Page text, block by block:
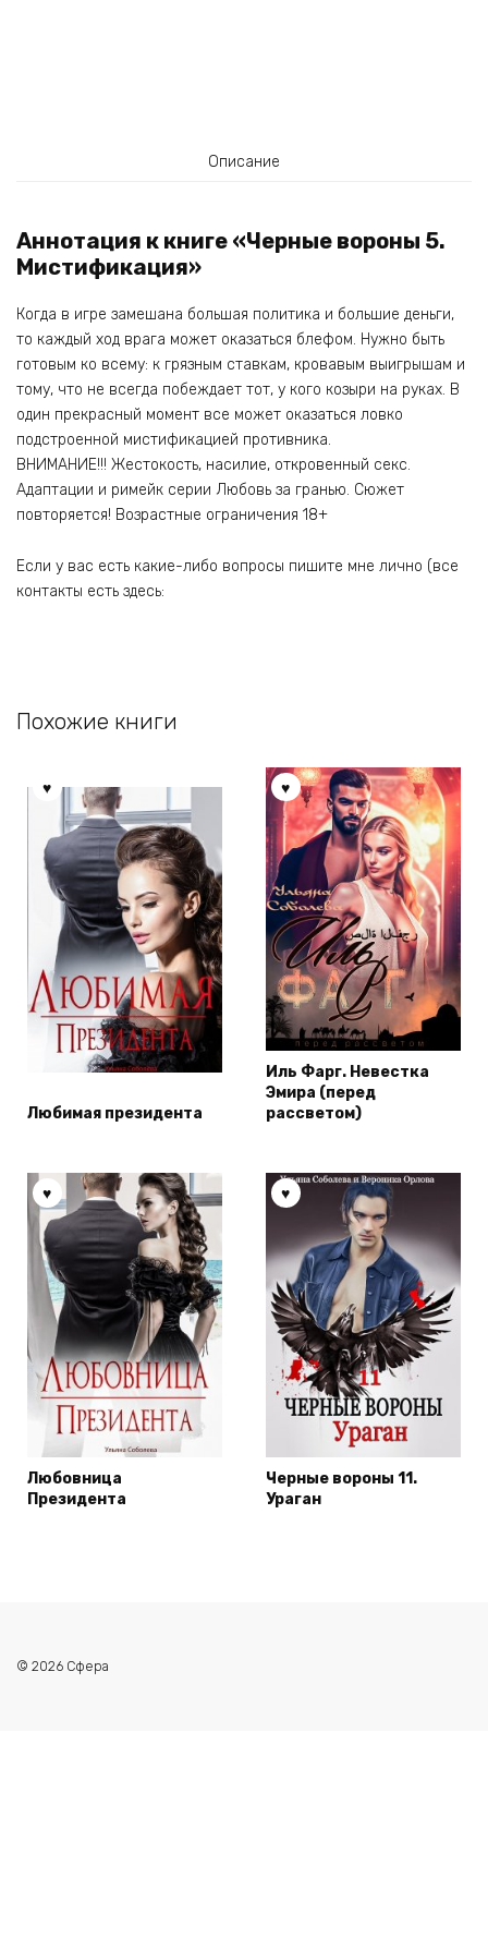
Описание
Аннотация к книге «Черные вороны 5.
Мистификация»
Когда в игре замешана большая политика и большие деньги,
то каждый ход врага может оказаться блефом. Нужно быть
готовым ко всему: к грязным ставкам, кровавым выигрышам и
тому, что не всегда побеждает тот, у кого козыри на руках. В
один прекрасный момент все может оказаться ловко
подстроенной мистификацией противника.
ВНИМАНИЕ!!! Жестокость, насилие, откровенный секс.
Адаптации и римейк серии Любовь за гранью. Сюжет
повторяется! Возрастные ограничения 18+
Если у вас есть какие-либо вопросы пишите мне лично (все
контакты есть здесь:
Похожие книги
Любимая президента
Иль Фарг. Невестка
Эмира (перед
рассветом)
Любовница
Президента
Черные вороны 11.
Ураган
© 2026 Сфера